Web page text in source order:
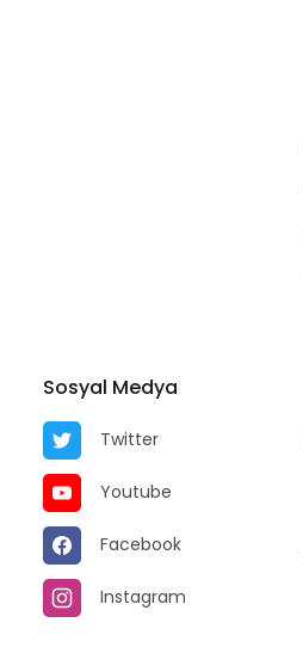
Sosyal Medya
Twitter
Youtube
Facebook
Instagram